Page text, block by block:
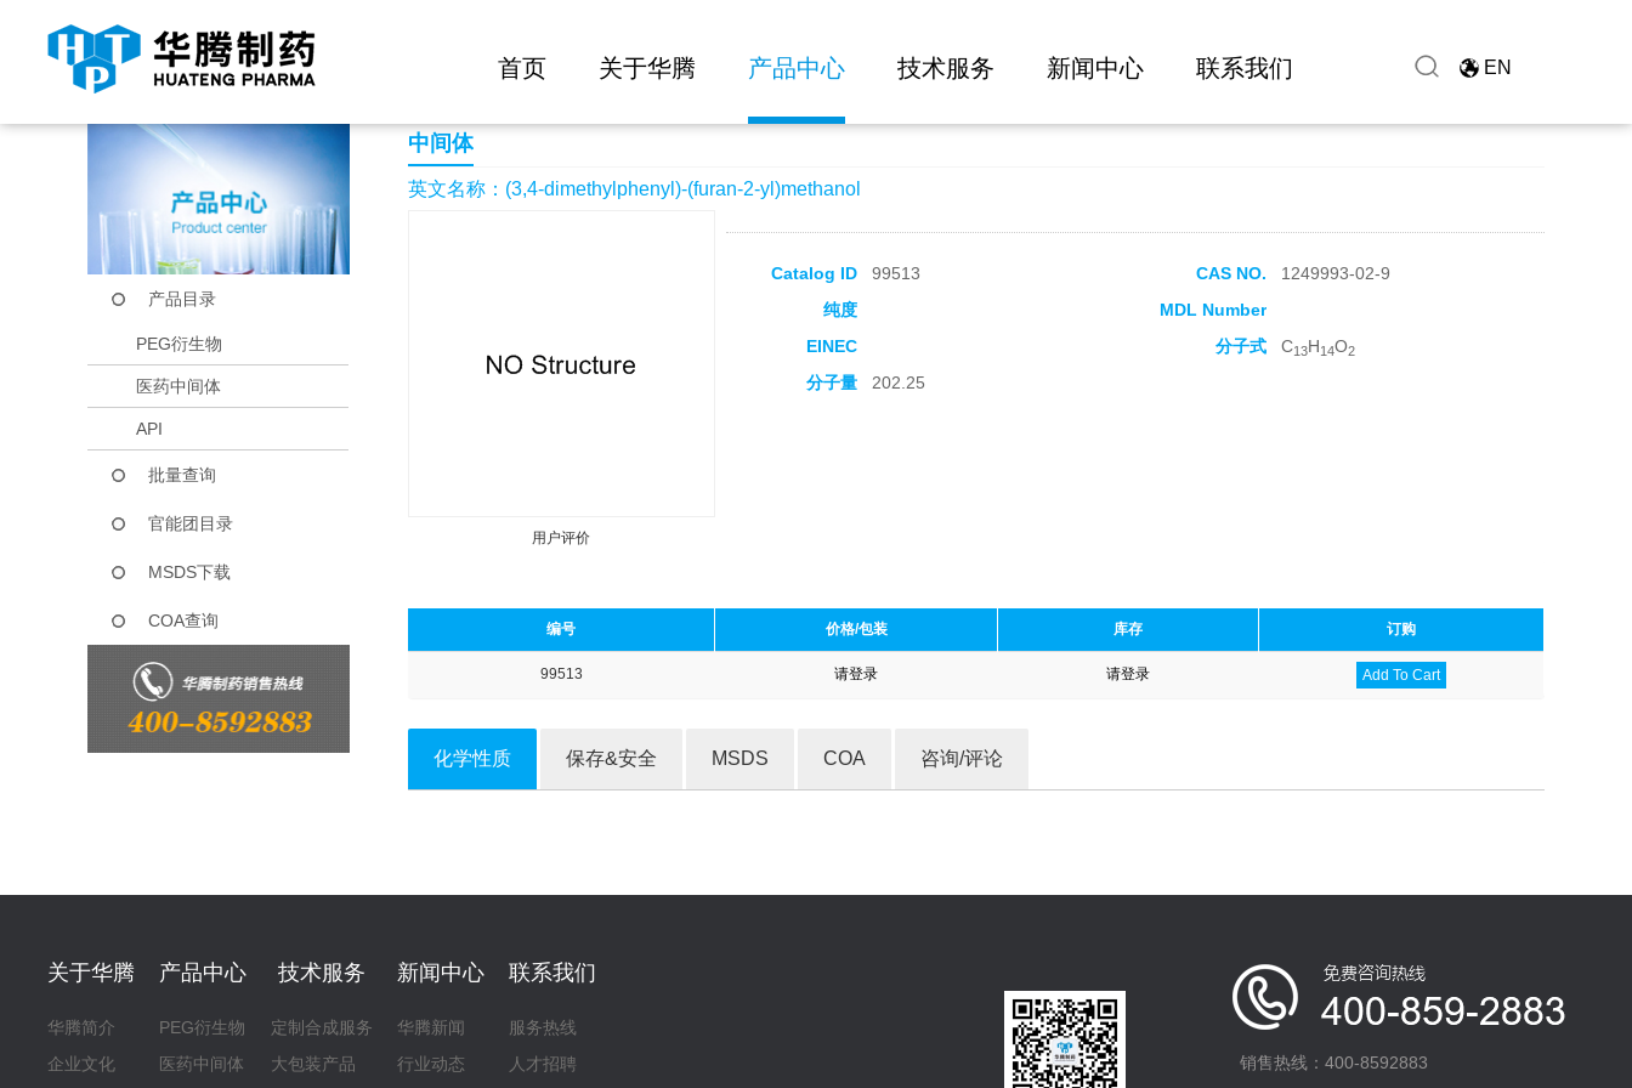
首页 关于华腾 产品中心 技术服务 新闻中心 联系我们 EN
当前位置： 首页 产品中心 (3,4-dimethylphenyl)-(furan-2-yl)methanol
产品目录
PEG衍生物
医药中间体
API
批量查询
官能团目录
MSDS下载
COA查询
中间体
英文名称：(3,4-dimethylphenyl)-(furan-2-yl)methanol
用户评价
Catalog ID 99513 CAS NO.
1249993-02-9
纯度
MDL Number
EINEC
分子式 C13H14O2
分子量 202.25
编号 价格/包装 库存 订购
99513 请登录 请登录 Add To Cart
化学性质 保存&安全 MSDS COA 咨询/评论
关于华腾
华腾简介
企业文化
产品中心
PEG衍生物
医药中间体
技术服务
定制合成服务
大包装产品
新闻中心
华腾新闻
行业动态
联系我们
服务热线
人才招聘
销售热线：400-8592883